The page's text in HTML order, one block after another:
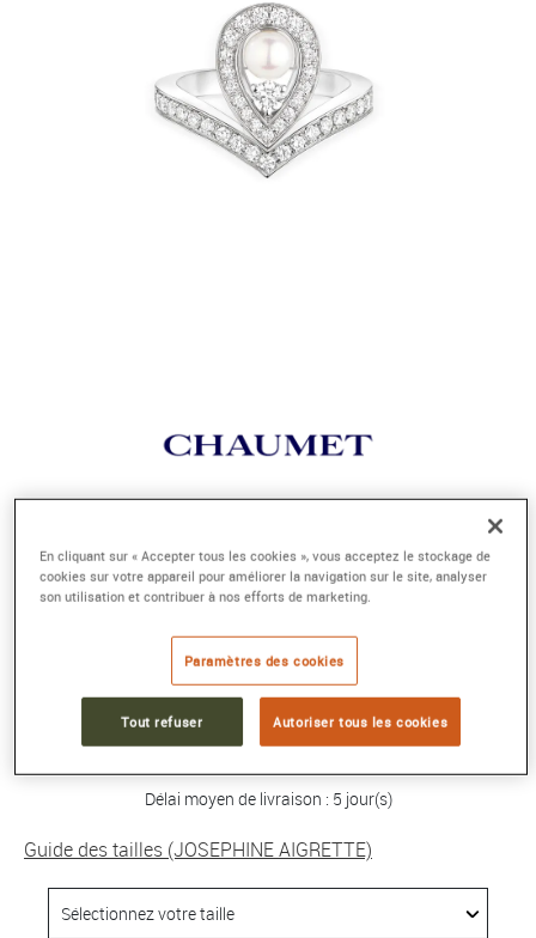
BAGUE JOSÉPHINE AIGRETTE
Or blanc, perle, diamants
Collection : JOSEPHINE AIGRETTE
10 550 €
Délai moyen de livraison : 5 jour(s)
Guide des tailles (JOSEPHINE AIGRETTE)
En cliquant sur « Accepter tous les cookies », vous acceptez le stockage de
cookies sur votre appareil pour améliorer la navigation sur le site, analyser
son utilisation et contribuer à nos efforts de marketing.
Paramètres des cookies
Tout refuser Autoriser tous les cookies